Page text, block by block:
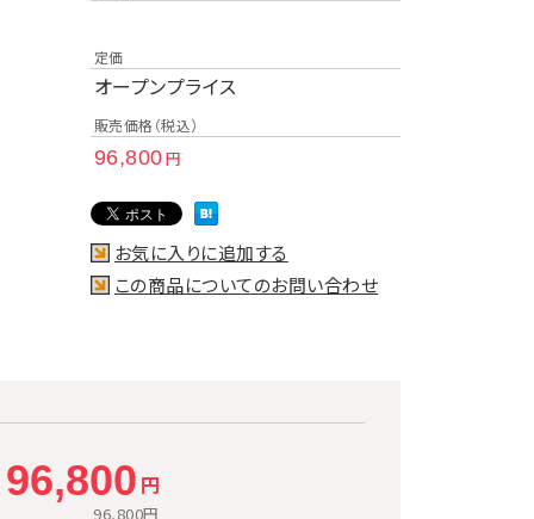
定価
オープンプライス
販売価格（税込）
96,800円
お気に入りに追加する
この商品についてのお問い合わせ
96,800 円
96,800円